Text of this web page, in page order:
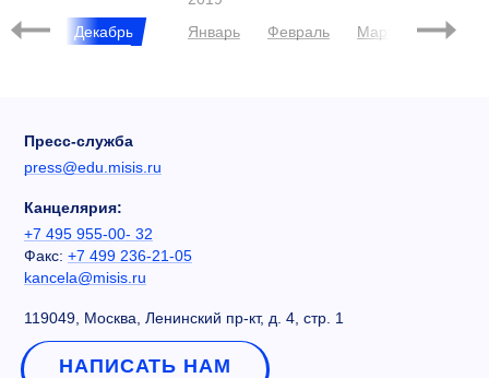
Декабрь
Январь
Февраль Март Апрель
Пресс-служба
press@edu.misis.ru
Канцелярия:
+7 495 955-00- 32
Факс: +7 499 236-21-05
kancela@misis.ru
119049, Москва, Ленинский пр-кт, д. 4, стр. 1
НАПИСАТЬ НАМ